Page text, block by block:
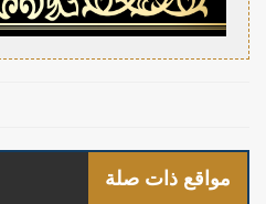
مواقع ذات صلة